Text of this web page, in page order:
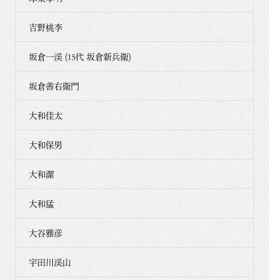
吉野桃李
坂倉一渓 (15代 坂倉新兵衛)
坂倉善右衛門
大和佳太
大和保男
大和潔
大和猛
大谷雅彦
宇田川渓山